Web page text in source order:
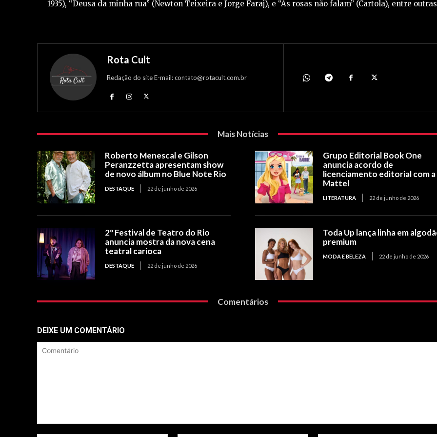
1935), “Deusa da minha rua” (Newton Teixeira e Jorge Faraj), e “As rosas não falam” (Cartola), entre
Rota Cult
Redação do site E-mail: contato@rotacult.com.br
Mais Notícias
Roberto Menescal e Gilson
Peranzzetta apresentam show
de novo álbum no Blue Note Rio
DESTAQUE 22 de junho de 2026
Grupo Editorial Book One
anuncia acordo de
licenciamento editorial com a
Mattel
LITERATURA 22 de junho de 2026
2º Festival de Teatro do Rio
anuncia mostra da nova cena
teatral carioca
DESTAQUE 22 de junho de 2026
Toda Up lança linha em
premium
MODA E BELEZA 22 de junho de 2026
Comentários
DEIXE UM COMENTÁRIO